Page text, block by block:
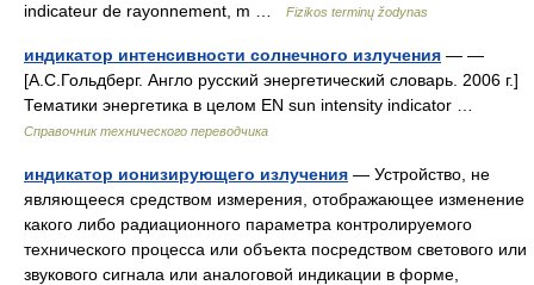
indicateur de rayonnement, m …
Fizikos terminų žodynas
индикатор интенсивности солнечного излучения — —
[А.С.Гольдберг. Англо русский энергетический словарь. 2006 г.]
Тематики энергетика в целом EN sun intensity indicator …
Справочник технического переводчика
индикатор ионизирующего излучения — Устройство, не
являющееся средством измерения, отображающее изменение
какого либо радиационного параметра контролируемого
технического процесса или объекта посредством светового или
звукового сигнала или аналоговой индикации в форме,